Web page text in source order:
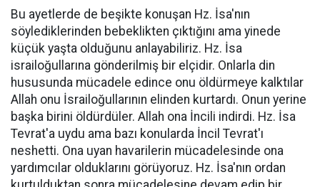
Bu ayetlerde de beşikte konuşan Hz. İsa'nın
söylediklerinden bebeklikten çıktığını ama yinede
küçük yaşta olduğunu anlayabiliriz. Hz. İsa
israiloğullarına gönderilmiş bir elçidir. Onlarla din
hususunda mücadele edince onu öldürmeye kalktılar
Allah onu İsrailoğullarının elinden kurtardı. Onun yerine
başka birini öldürdüler. Allah ona İncili indirdi. Hz. İsa
Tevrat'a uydu ama bazı konularda İncil Tevrat'ı
neshetti. Ona uyan havarilerin mücadelesinde ona
yardımcılar olduklarını görüyoruz. Hz. İsa'nın ordan